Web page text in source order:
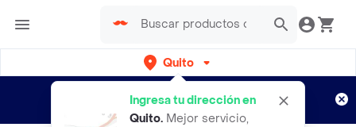
Quito
Ingresa tu dirección en
Quito. Mejor servicio,
envíos gratis por semanas
Aplican TyC